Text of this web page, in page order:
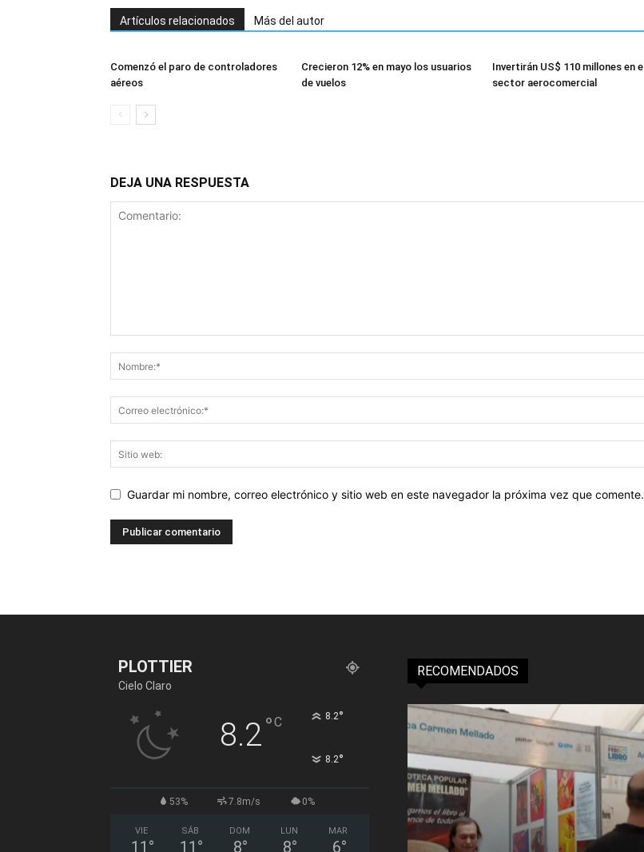
Artículos relacionados Más del autor
Comenzó el paro de controladores
aéreos
Crecieron 12% en mayo los usuarios
de vuelos
Invertirán US$ 110 millones en el
sector aerocomercial
DEJA UNA RESPUESTA
Guardar mi nombre, correo electrónico y sitio web en este navegador la próxima vez que comente.
PLOTTIER
Cielo Claro
8.2°C 8.2°
8.2°
53% 7.8m/s 0%
VIE
11 °
SÁB
11 °
DOM
8°
LUN
8°
MAR
6°
RECOMENDADOS